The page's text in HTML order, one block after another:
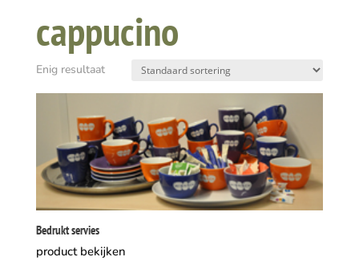
cappucino
Enig resultaat
Bedrukt servies
product bekijken